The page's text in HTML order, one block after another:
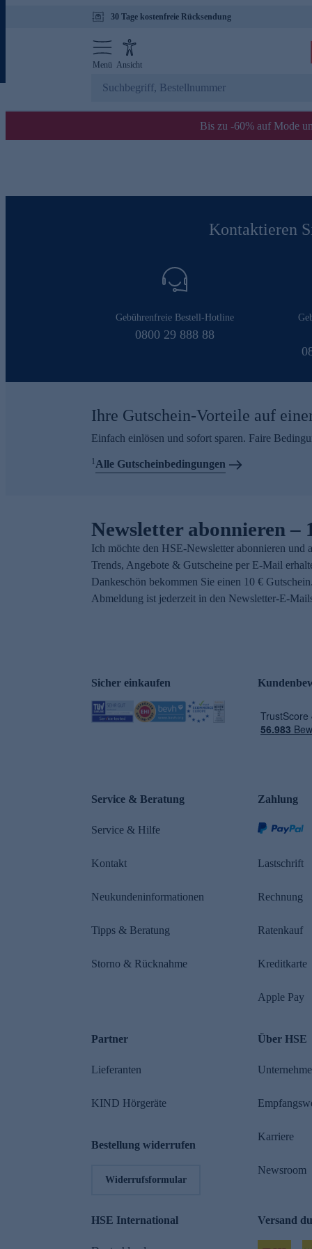
30 Tage kostenfreie Rücksendung
Menü Ansicht
Bis zu -60% auf Mode
Kontaktieren
Gebührenfreie Bestell-Hotline
0800 29 888 88
Ihre Gutschein-Vorteile auf
Einfach einlösen und sofort sparen. Faire
1Alle Gutscheinbedingungen
Newsletter abonnieren –
Ich möchte den HSE-Newsletter abonnieren und
Trends, Angebote & Gutscheine per E-Mail
Dankeschön bekommen Sie einen 10 €
Abmeldung ist jederzeit in den Newsletter-E-
Sicher einkaufen
Service & Beratung
Service & Hilfe
Kontakt
Neukundeninformationen
Tipps & Beratung
Storno & Rücknahme
Zahlung
Lastschrift
Rechnung
Ratenkauf
Kreditkarte
Apple Pay
Partner
Lieferanten
KIND Hörgeräte
Bestellung widerrufen
Widerrufsformular
Über HSE
Karriere
Newsroom
HSE International Versand